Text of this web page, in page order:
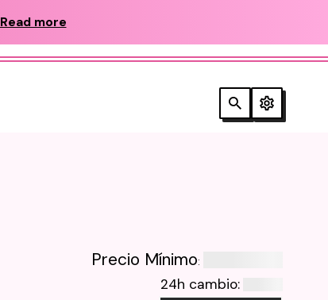
Read more
Precio Mínimo:
24h cambio: